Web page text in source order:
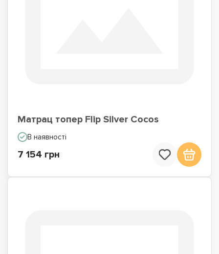
Матрац топер Flip Silver Cocos
В наявності
7 154 грн